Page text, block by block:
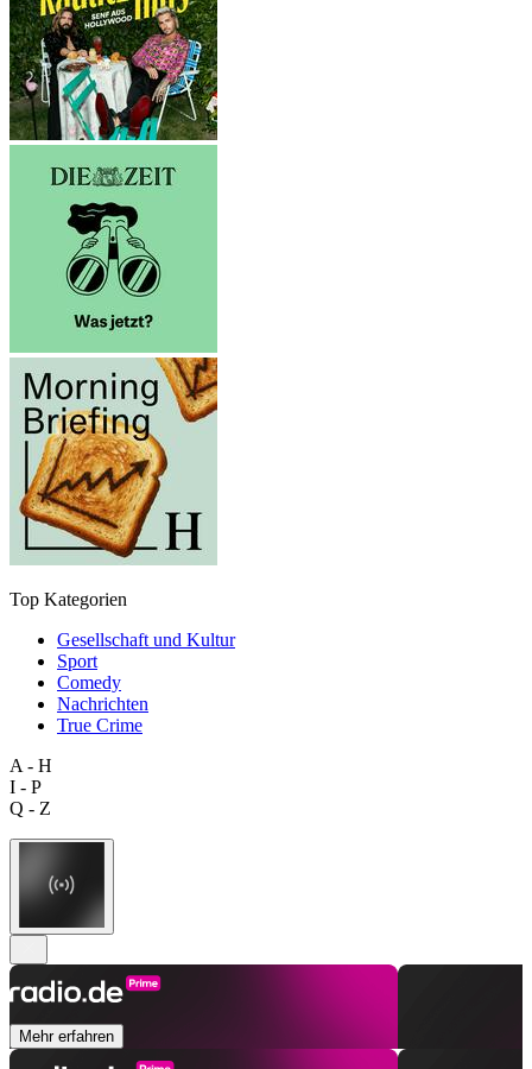
Top Kategorien
Gesellschaft und Kultur
Sport
Comedy
Nachrichten
True Crime
A - H
I - P
Q - Z
Mehr erfahren